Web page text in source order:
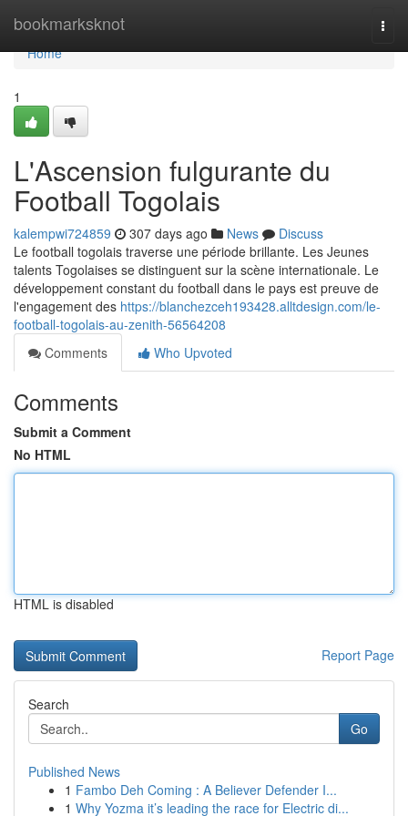
bookmarksknot
Home
Home
1
L'Ascension fulgurante du
Football Togolais
kalempwi724859 307 days ago News
Discuss
Le football togolais traverse une période brillante. Les Jeunes
talents Togolaises se distinguent sur la scène internationale. Le
développement constant du football dans le pays est preuve de
l'engagement des https://blanchezceh193428.alltdesign.com/le-
football-togolais-au-zenith-56564208
Comments
Who Upvoted
Comments
Submit a Comment
No HTML
HTML is disabled
Report Page
Search
Go
Published News
1 Fambo Deh Coming : A Believer Defender I...
1 Why Yozma it’s leading the race for Electric di...